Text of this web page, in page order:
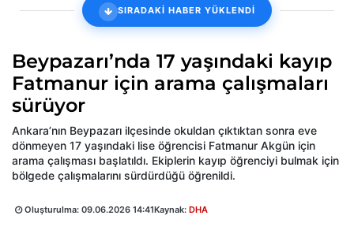
SIRADAKİ HABER YÜKLENDİ
Beypazarı’nda 17 yaşındaki kayıp
Fatmanur için arama çalışmaları
sürüyor
Ankara’nın Beypazarı ilçesinde okuldan çıktıktan sonra eve
dönmeyen 17 yaşındaki lise öğrencisi Fatmanur Akgün için
arama çalışması başlatıldı. Ekiplerin kayıp öğrenciyi bulmak için
bölgede çalışmalarını sürdürdüğü öğrenildi.
Oluşturulma: 09.06.2026 14:41Kaynak: DHA